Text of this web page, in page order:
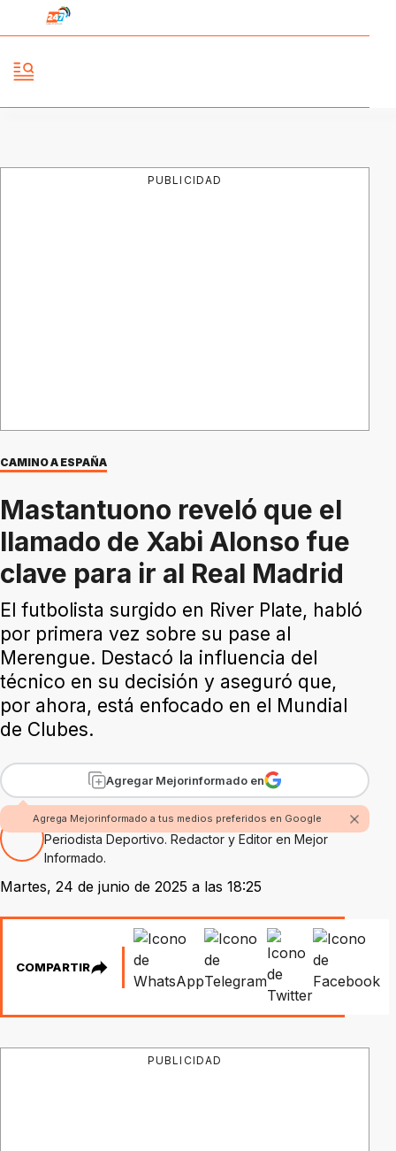
PUBLICIDAD
CAMINO A ESPAÑA
Mastantuono reveló que el
llamado de Xabi Alonso fue
clave para ir al Real Madrid
El futbolista surgido en River Plate, habló
por primera vez sobre su pase al
Merengue. Destacó la influencia del
técnico en su decisión y aseguró que,
por ahora, está enfocado en el Mundial
de Clubes.
Agregar Mejorinformado en
Agrega Mejorinformado a tus medios preferidos en Google
Por Nicolás Alvarez
Periodista Deportivo. Redactor y Editor en Mejor
Informado.
Martes, 24 de junio de 2025 a las 18:25
COMPARTIR
PUBLICIDAD